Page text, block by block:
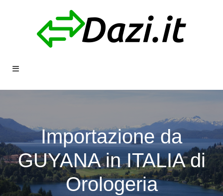
Importazione da
GUYANA in ITALIA di
Orologeria